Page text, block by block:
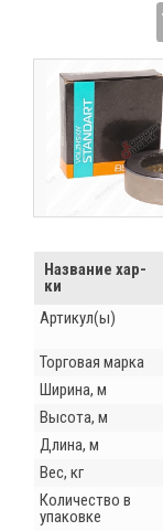
Название хар-
ки
Артикул(ы)
Торговая марка
Ширина, м
Высота, м
Длина, м
Вес, кг
Количество в
упаковке